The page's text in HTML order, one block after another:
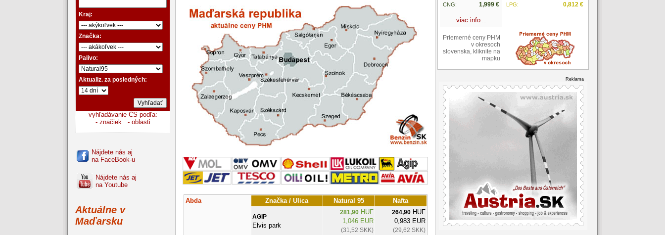
Kraj:
Značka:
Palivo:
Aktualiz. za posledných:
vyhľadávanie ČS podľa:
- značiek
- oblasti
Nájdete nás aj
na FaceBook-u
Nájdete nás aj
na Youtube
Aktuálne v
Maďarsku
Abda Značka / Ulica Natural 95 Nafta
AGIP
Elvis park
281,90HUF
1,046 EUR
(31,52 SKK)
264,90HUF
0,983 EUR
(29,62 SKK)
CNG: 1,999 €
viac info...
LPG: 0,812 €
Priemerné ceny PHM
v okresoch
slovenska, kliknite na
mapku
Reklama